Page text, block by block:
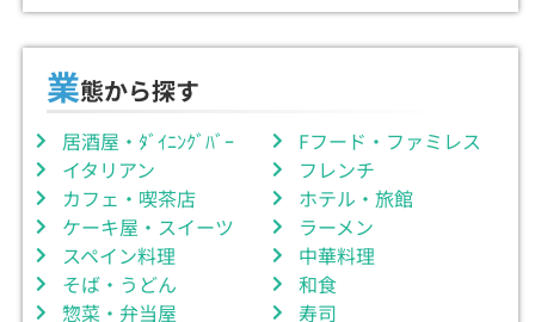
業態から探す
居酒屋・ﾀﾞｲﾆﾝｸﾞﾊﾞｰ
イタリアン
カフェ・喫茶店
ケーキ屋・スイーツ
スペイン料理
そば・うどん
惣菜・弁当屋
Fフード・ファミレス
フレンチ
ホテル・旅館
ラーメン
中華料理
和食
寿司